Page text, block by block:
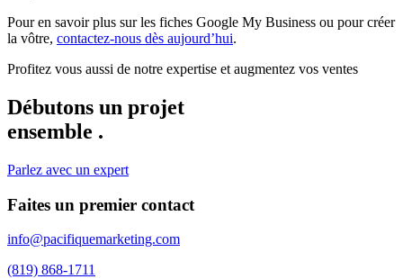
Pour en savoir plus sur les fiches Google My Business ou pour créer
la vôtre, contactez-nous dès aujourd’hui.
Profitez vous aussi de notre expertise et augmentez vos ventes
Débutons un projet
ensemble .
Parlez avec un expert
Faites un premier contact
info@pacifiquemarketing.com
(819) 868-1711